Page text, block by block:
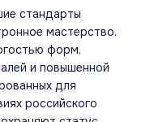
стандарты
мастерство.
форм,
и повышенной
для
российского